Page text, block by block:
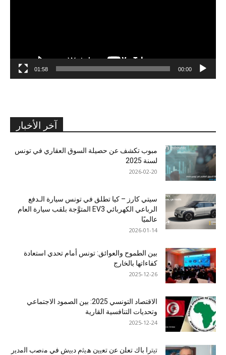
00:00
01:58
آخر الأخبار
مبوب تكشف عن حصيلة السوق العقاري في تونس
لسنة 2025
2026-02-20
سيتي كارز – كيا تطلق في تونس سيارة الـدفع
الرباعي الكهربائي EV3 المتوَّجة بلقب سيارة العام
عالميًا
2026-01-14
بين الطموح والعوائق: تونس أمام تحدي استعادة
كفاءاتها بالخارج
2025-12-26
الاقتصاد التونسي 2025: بين الصمود الاجتماعي
وتحديات التنافسية القارية
2025-12-24
ﺗﯾﺗرا ﺑﺎك ﺗﻌﻠن ﻋن ﺗﻌﯾﯾن ھﯾﺛم دﺑﯾش ﻓﻲ ﻣﻧﺻب اﻟﻣدﯾر